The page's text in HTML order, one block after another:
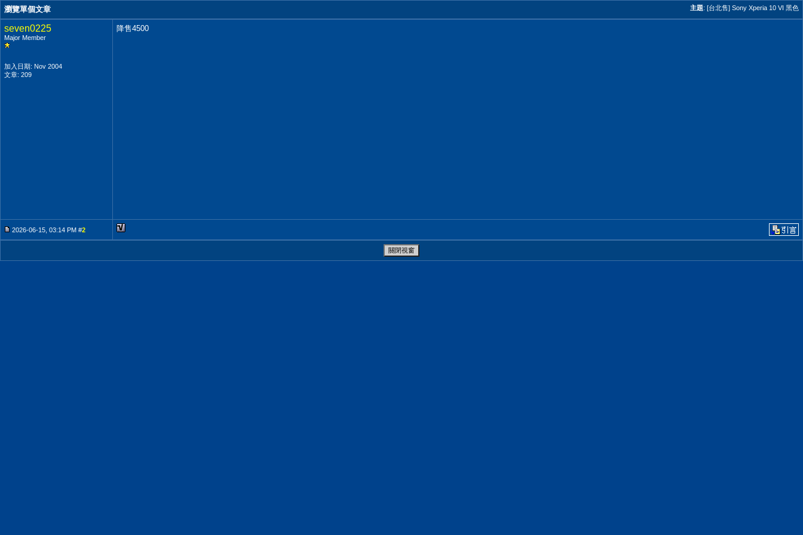
主題: [台北售] Sony Xperia 10 VI 黑色
瀏覽單個文章
seven0225
Major Member
加入日期: Nov 2004
文章: 209
降售4500
2026-06-15, 03:14 PM #2